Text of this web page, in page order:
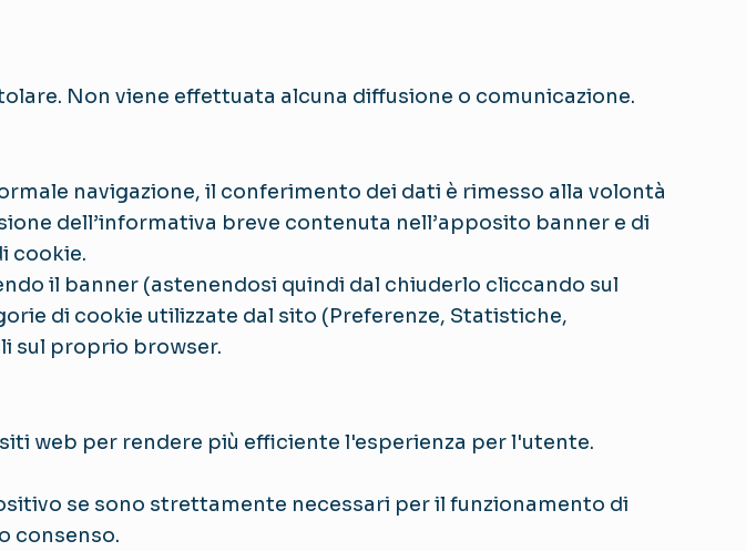
Non viene effettuata alcuna diffusione o comunicazione.
navigazione, il conferimento dei dati è rimesso alla volontà
dell’informativa breve contenuta nell’apposito banner e di
cookie.
il banner (astenendosi quindi dal chiuderlo cliccando sul
di cookie utilizzate dal sito (Preferenze, Statistiche,
sul proprio browser.
web per rendere più efficiente l'esperienza per l'utente.
se sono strettamente necessari per il funzionamento di
consenso.